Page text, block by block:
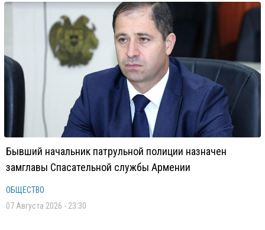
Бывший начальник патрульной полиции назначен
замглавы Спасательной службы Армении
ОБЩЕСТВО
07 Августа 2026 - 23:30